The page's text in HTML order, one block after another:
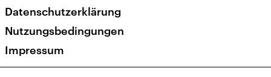
Veranstaltungen
Presse
Karriere
Transparenz
Datenschutzerklärung
Nutzungsbedingungen
Impressum